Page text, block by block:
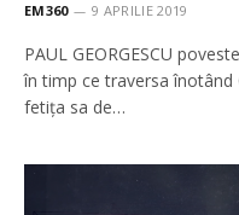
EM360 9 APRILIE 2019
PAUL GEORGESCU
în timp ce traversa înotând
fetița sa de…